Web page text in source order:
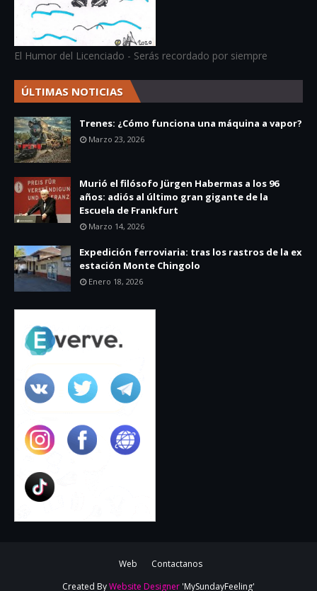
El Humor del Licenciado - Serás recordado por siempre
ÚLTIMAS NOTICIAS
Trenes: ¿Cómo funciona una máquina a vapor?
Marzo 23, 2026
Murió el filósofo Jürgen Habermas a los 96
años: adiós al último gran gigante de la
Escuela de Frankfurt
Marzo 14, 2026
Expedición ferroviaria: tras los rastros de la ex
estación Monte Chingolo
Enero 18, 2026
Web
Contactanos
Created ByWebsite Designer 'MySundayFeeling'